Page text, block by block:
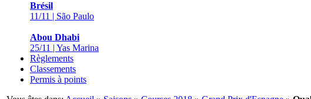
Brésil
11/11 | São Paulo
Abou Dhabi
25/11 | Yas Marina
Règlements
Classements
Permis à points